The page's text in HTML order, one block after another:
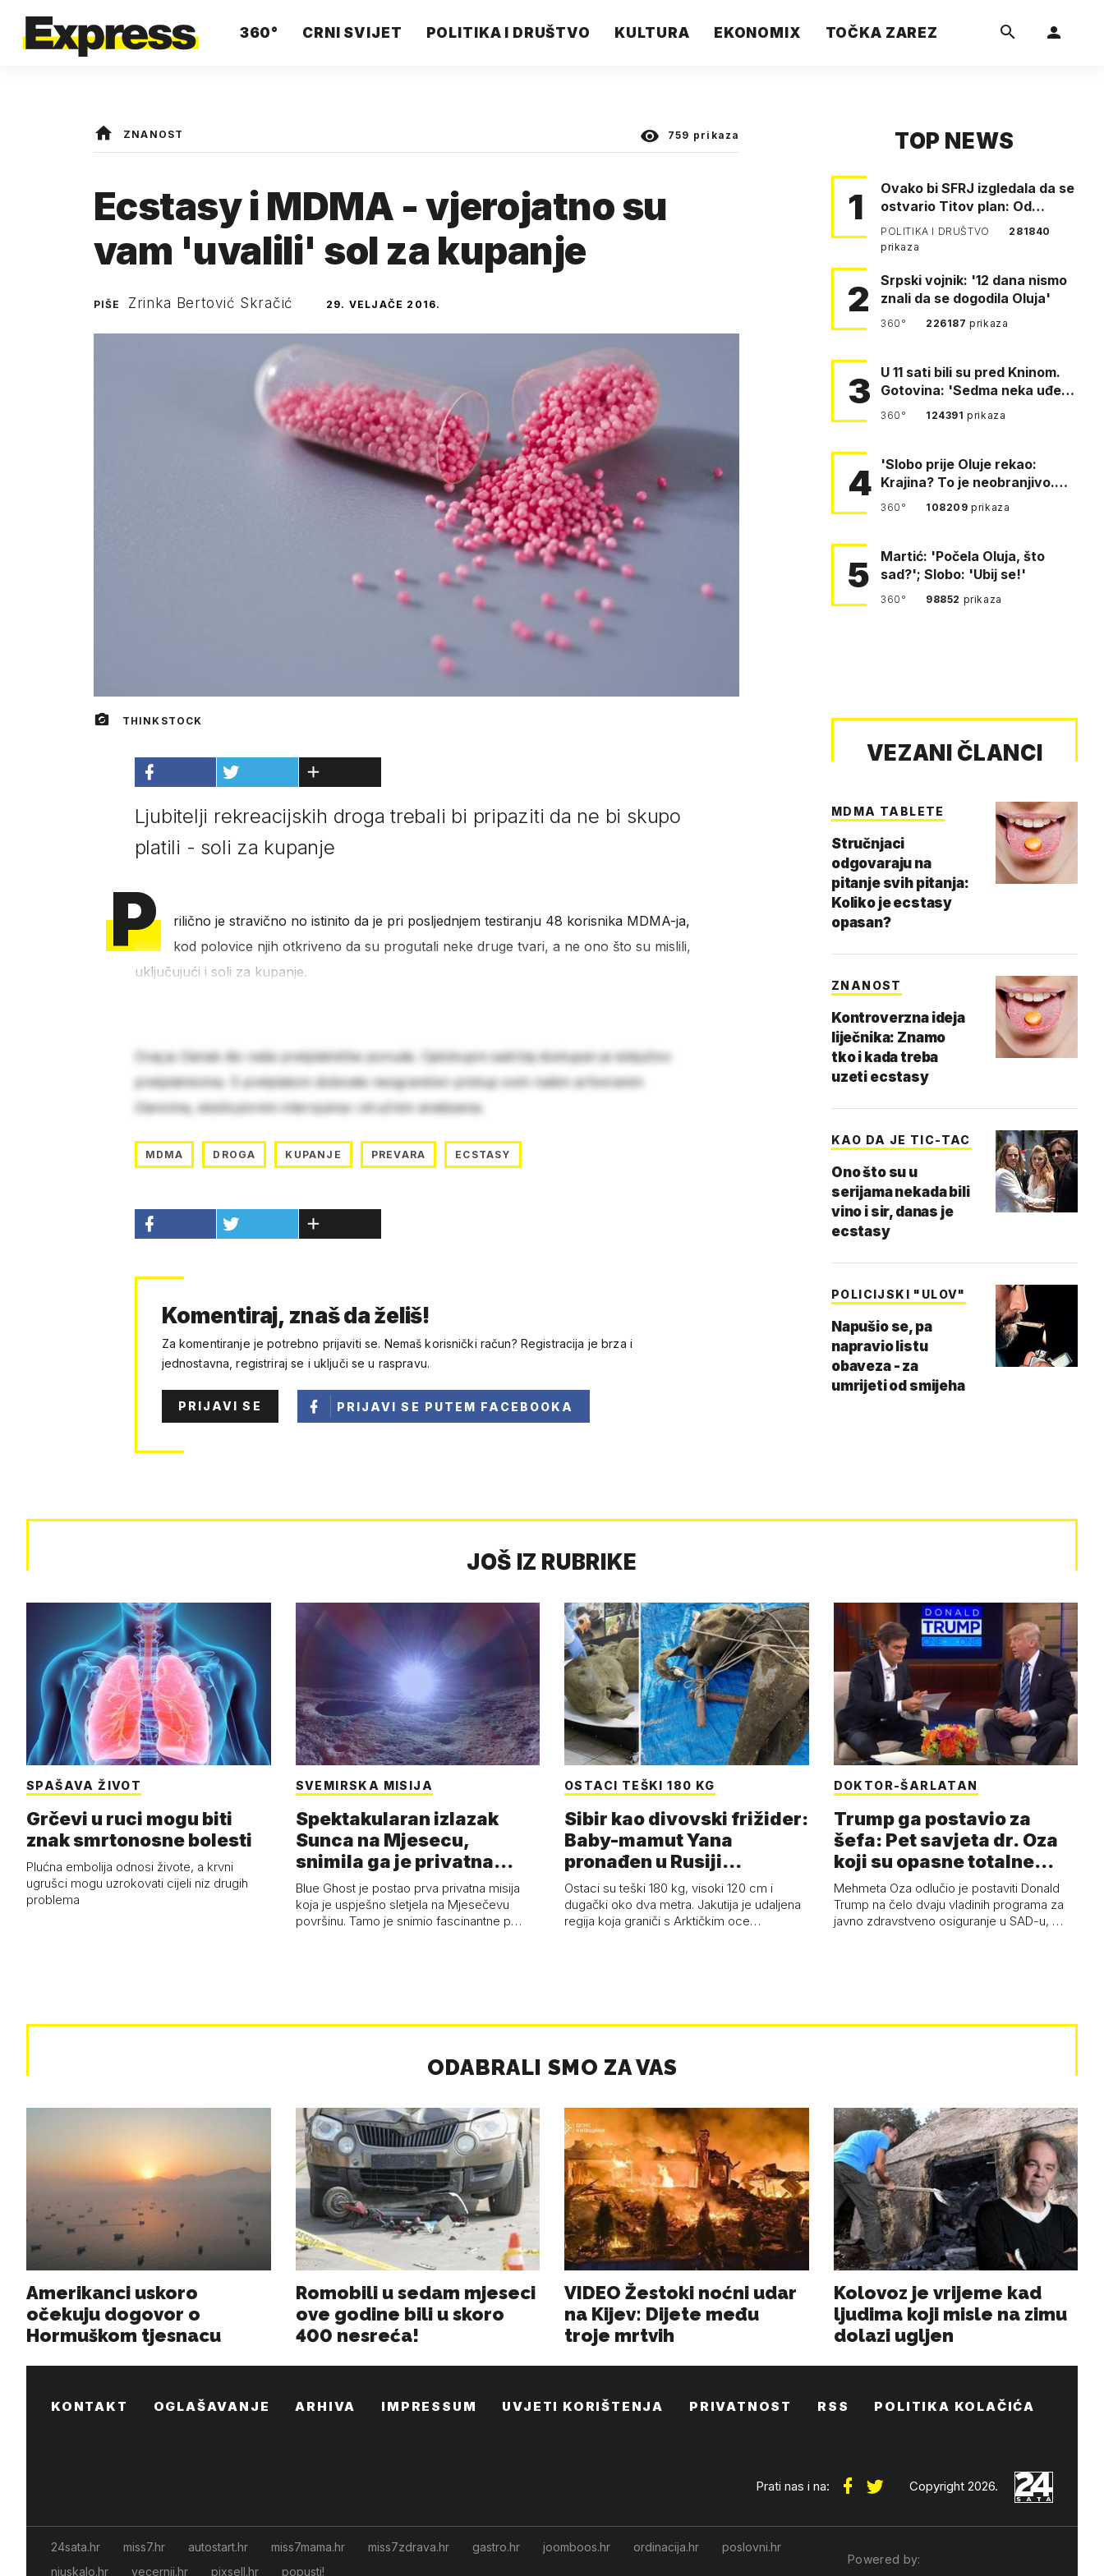
360° CRNI SVIJET POLITIKA I DRUŠTVO KULTURA EKONOMIX TOČKA ZAREZ
ZNANOST 759 prikaza
Ecstasy i MDMA - vjerojatno su
vam 'uvalili' sol za kupanje
PIŠE Zrinka Bertović Skračić 29. VELJAČE 2016.
THINKSTOCK
Ljubitelji rekreacijskih droga trebali bi pripaziti da ne bi skupo
platili - soli za kupanje
P
rilično je stravično no istinito da je pri posljednjem testiranju 48 korisnika MDMA-ja,
kod polovice njih otkriveno da su progutali neke druge tvari, a ne ono što su mislili,
uključujući i soli za kupanje.
Ovaj je članak dio naše pretplatničke ponude. Cjelokupni sadržaj dostupan je isključivo
pretplatnicima. S pretplatom dobivate neograničen pristup svim našim arhiviranim
člancima, ekskluzivnim intervjuima i stručnim analizama.
MDMA DROGA KUPANJE PREVARA ECSTASY
Komentiraj, znaš da želiš!
Za komentiranje je potrebno prijaviti se. Nemaš korisnički račun? Registracija je brza i
jednostavna, registriraj se i uključi se u raspravu.
PRIJAVI SE PRIJAVI SE PUTEM FACEBOOKA
TOP NEWS
1
Ovako bi SFRJ izgledala da se
ostvario Titov plan: Od
Klagenfurta do Istanbula!
POLITIKA I DRUŠTVO
281840
prikaza
2
Srpski vojnik: '12 dana nismo
znali da se dogodila Oluja'
360° 226187prikaza
3
U 11 sati bili su pred Kninom.
Gotovina: 'Sedma neka uđe,
4. gardijska neka g…
360° 124391prikaza
4
'Slobo prije Oluje rekao:
Krajina? To je neobranjivo.
Tuđmana zvao Krivousti'
360° 108209prikaza
5
Martić: 'Počela Oluja, što
sad?'; Slobo: 'Ubij se!'
360° 98852 prikaza
VEZANI ČLANCI
MDMA TABLETE
Stručnjaci
odgovaraju na
pitanje svih pitanja:
Koliko je ecstasy
opasan?
ZNANOST
Kontroverzna ideja
liječnika: Znamo
tko i kada treba
uzeti ecstasy
KAO DA JE TIC-TAC
Ono što su u
serijama nekada bili
vino i sir, danas je
ecstasy
POLICIJSKI "ULOV"
Napušio se, pa
napravio listu
obaveza - za
umrijeti od smijeha
JOŠ IZ RUBRIKE
SPAŠAVA ŽIVOT
Grčevi u ruci mogu biti
znak smrtonosne bolesti
Plućna embolija odnosi živote, a krvni
ugrušci mogu uzrokovati cijeli niz drugih
problema
SVEMIRSKA MISIJA
Spektakularan izlazak
Sunca na Mjesecu,
snimila ga je privatna
letjelica - 'Pla…
Blue Ghost je postao prva privatna misija
koja je uspješno sletjela na Mjesečevu
površinu. Tamo je snimio fascinantne p…
OSTACI TEŠKI 180 KG
Sibir kao divovski frižider:
Baby-mamut Yana
pronađen u Rusiji
najsačuvaniji je…
Ostaci su teški 180 kg, visoki 120 cm i
dugački oko dva metra. Jakutija je udaljena
regija koja graniči s Arktičkim oce…
DOKTOR-ŠARLATAN
Trump ga postavio za
šefa: Pet savjeta dr. Oza
koji su opasne totalne
budalašti…
Mehmeta Oza odlučio je postaviti Donald
Trump na čelo dvaju vladinih programa za
javno zdravstveno osiguranje u SAD-u, …
KONTAKT OGLAŠAVANJE ARHIVA IMPRESSUM UVJETI KORIŠTENJA PRIVATNOST RSS POLITIKA KOLAČIĆA
Prati nas i na: Copyright 2026.
24sata.hr miss7.hr autostart.hr miss7mama.hr miss7zdrava.hr gastro.hr joomboos.hr ordinacija.hr
poslovni.hr
njuskalo.hr
vecernji.hr pixsell.hr popusti!
Powered by: